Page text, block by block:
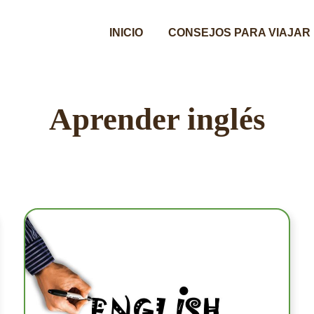
INICIO CONSEJOS PARA VIAJAR
Aprender inglés